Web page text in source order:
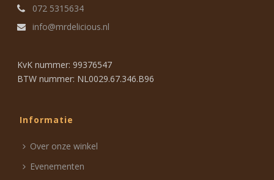
072 5315634
info@mrdelicious.nl
KvK nummer: 99376547
BTW nummer: NL0029.67.346.B96
Informatie
Over onze winkel
Evenementen